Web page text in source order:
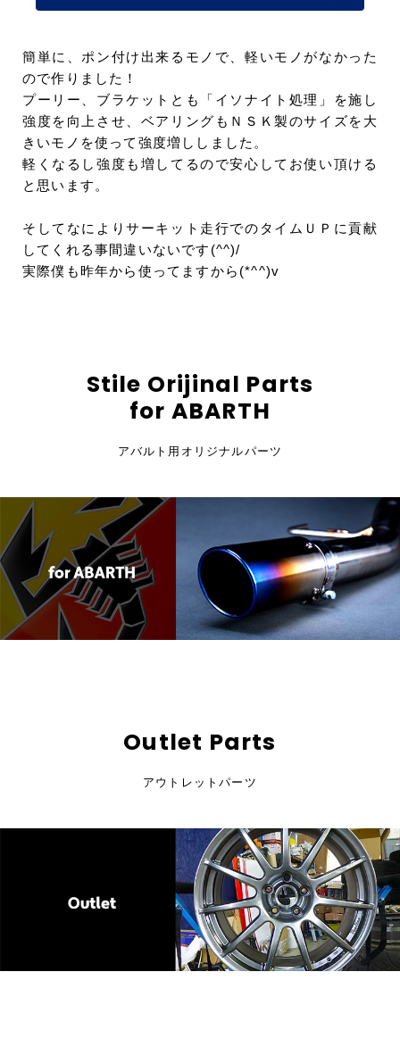
簡単に、ポン付け出来るモノで、軽いモノがなかった
ので作りました！
プーリー、ブラケットとも「イソナイト処理」を施し
強度を向上させ、ベアリングもＮＳＫ製のサイズを大
きいモノを使って強度増ししました。
軽くなるし強度も増してるので安心してお使い頂ける
と思います。
そしてなによりサーキット走行でのタイムＵＰに貢献
してくれる事間違いないです(^^)/
実際僕も昨年から使ってますから(*^^)v
Stile Orijinal Parts
for ABARTH
アバルト用オリジナルパーツ
Outlet Parts
アウトレットパーツ